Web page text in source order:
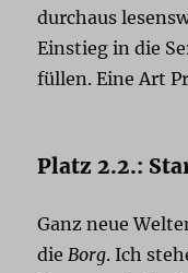
durchaus
Einstieg in die
füllen. Eine Art
Platz 2.2.:
Ganz neue
dieBorg. Ich